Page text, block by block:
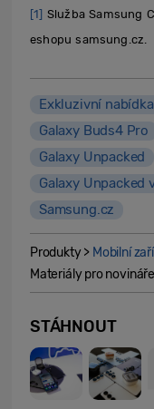
[1] Služba Samsung
eshopu samsung.cz.
Exkluzivní nabídka
Galaxy Buds4 Pro
Galaxy Unpacked
Galaxy Unpacked
Samsung.cz
Produkty > Mobilní
Materiály pro
STÁHNOUT